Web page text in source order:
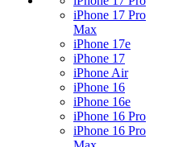
iPhone 17 Pro
Max
iPhone 17e
iPhone 17
iPhone Air
iPhone 16
iPhone 16e
iPhone 16 Pro
iPhone 16 Pro